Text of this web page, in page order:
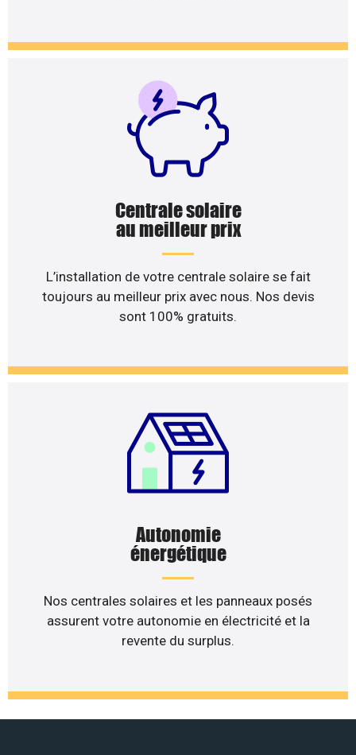
Centrale solaire
au meilleur prix
L’installation de votre centrale solaire se fait
toujours au meilleur prix avec nous. Nos devis
sont 100% gratuits.
Autonomie
énergétique
Nos centrales solaires et les panneaux posés
assurent votre autonomie en électricité et la
revente du surplus.